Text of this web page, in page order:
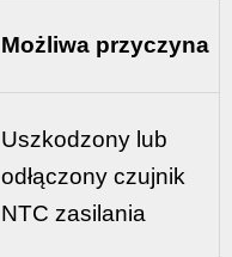
Możliwa przyczyna
Uszkodzony lub
odłączony czujnik
NTC zasilania